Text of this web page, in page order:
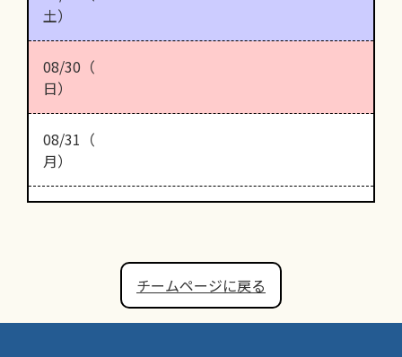
土）
08/30（
日）
08/31（
月）
チームページに戻る